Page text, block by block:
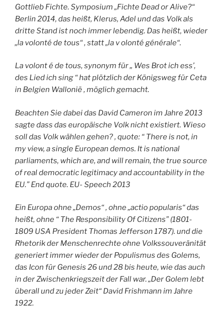
Gottlieb Fichte. Symposium „Fichte Dead or Alive?“
Berlin 2014, das heißt, Klerus, Adel und das Volk als
dritte Stand ist noch immer lebendig. Das heißt, wieder
„la volonté de tous“ , statt „la v olonté générale“.
La volont é de tous, synonym für „ Wes Brot ich ess’,
des Lied ich sing “ hat plötzlich der Königsweg für Ceta
in Belgien Wallonië , möglich gemacht.
Beachten Sie dabei das David Cameron im Jahre 2013
sagte dass das europäische Volk nicht existiert. Wieso
soll das Volk wählen gehen? , quote: “ There is not, in
my view, a single European demos. It is national
parliaments, which are, and will remain, the true source
of real democratic legitimacy and accountability in the
EU.” End quote. EU- Speech 2013
Ein Europa ohne „Demos“ , ohne „actio popularis“ das
heißt, ohne “ The Responsibility Of Citizens” (1801-
1809 USA President Thomas Jefferson 1787). und die
Rhetorik der Menschenrechte ohne Volkssouveränität
generiert immer wieder der Populismus des Golems,
das Icon für Genesis 26 und 28 bis heute, wie das auch
in der Zwischenkriegszeit der Fall war. „Der Golem lebt
überall und zu jeder Zeit“ David Frishmann im Jahre
1922.